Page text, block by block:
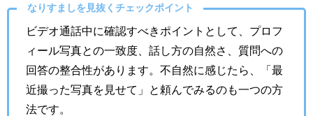
なりすましを見抜くチェックポイント
ビデオ通話中に確認すべきポイントとして、プロフ
ィール写真との一致度、話し方の自然さ、質問への
回答の整合性があります。不自然に感じたら、「最
近撮った写真を見せて」と頼んでみるのも一つの方
法です。